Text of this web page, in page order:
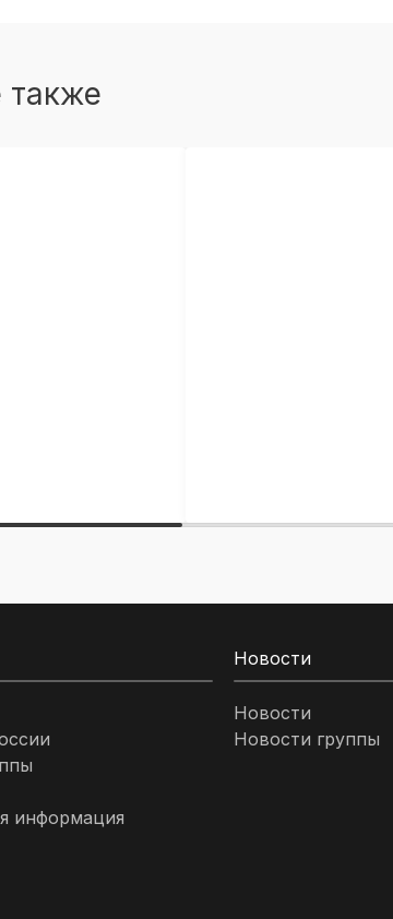
также
информация
Новости
Новости
Новости группы